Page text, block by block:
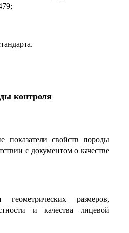
контроля
показатели свойств породы
с документом о качестве
размеров,
и качества лицевой